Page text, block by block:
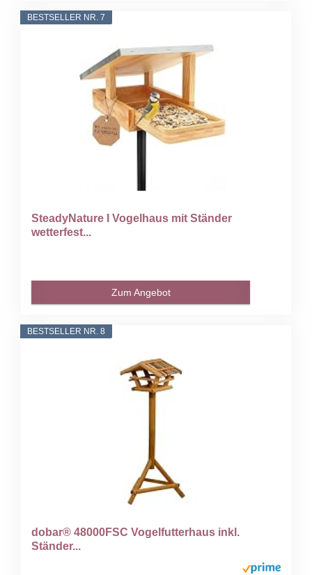
BESTSELLER NR. 7
SteadyNature I Vogelhaus mit Ständer
wetterfest...
Zum Angebot
BESTSELLER NR. 8
dobar® 48000FSC Vogelfutterhaus inkl.
Ständer...